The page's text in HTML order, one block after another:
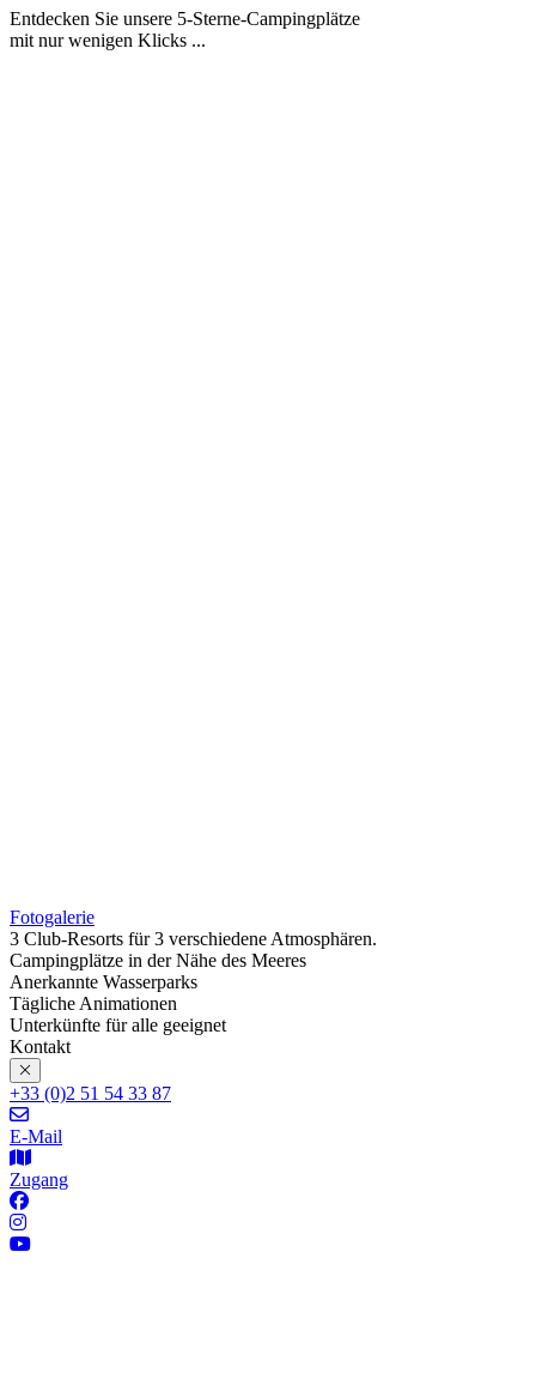
Entdecken Sie unsere 5-Sterne-Campingplätze
mit nur wenigen Klicks ...
Fotogalerie
3 Club-Resorts für 3 verschiedene Atmosphären.
Campingplätze in der Nähe des Meeres
Anerkannte Wasserparks
Tägliche Animationen
Unterkünfte für alle geeignet
Kontakt
+33 (0)2 51 54 33 87
E-Mail
Zugang